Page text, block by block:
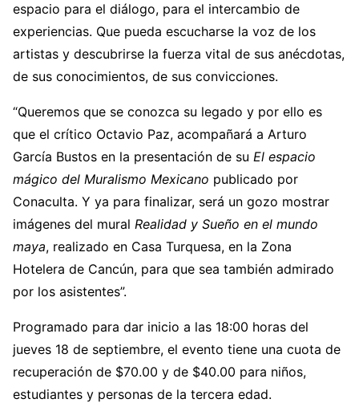
espacio para el diálogo, para el intercambio de
experiencias. Que pueda escucharse la voz de los
artistas y descubrirse la fuerza vital de sus anécdotas,
de sus conocimientos, de sus convicciones.
“Queremos que se conozca su legado y por ello es
que el crítico Octavio Paz, acompañará a Arturo
García Bustos en la presentación de su El espacio
mágico del Muralismo Mexicano publicado por
Conaculta. Y ya para finalizar, será un gozo mostrar
imágenes del mural Realidad y Sueño en el mundo
maya, realizado en Casa Turquesa, en la Zona
Hotelera de Cancún, para que sea también admirado
por los asistentes”.
Programado para dar inicio a las 18:00 horas del
jueves 18 de septiembre, el evento tiene una cuota de
recuperación de $70.00 y de $40.00 para niños,
estudiantes y personas de la tercera edad.